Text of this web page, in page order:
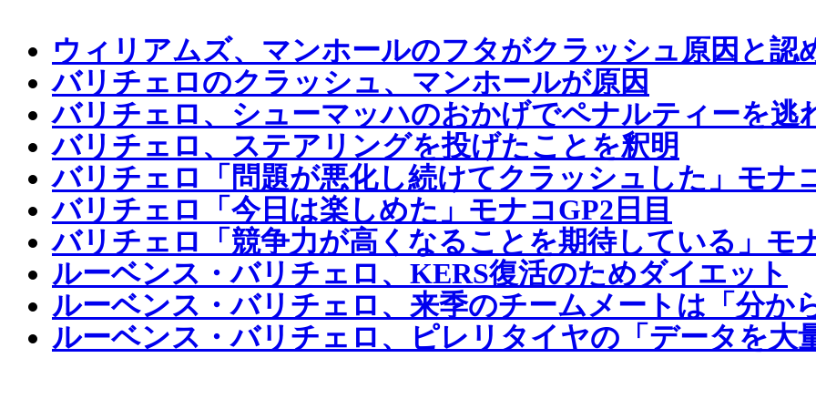
ウィリアムズ、マンホールのフタがクラッシュ原因と認
バリチェロのクラッシュ、マンホールが原因
バリチェロ、シューマッハのおかげでペナルティーを逃
バリチェロ、ステアリングを投げたことを釈明
バリチェロ「問題が悪化し続けてクラッシュした」モナ
バリチェロ「今日は楽しめた」モナコGP2日目
バリチェロ「競争力が高くなることを期待している」モ
ルーベンス・バリチェロ、KERS復活のためダイエット
ルーベンス・バリチェロ、来季のチームメートは「分か
ルーベンス・バリチェロ、ピレリタイヤの「データを大